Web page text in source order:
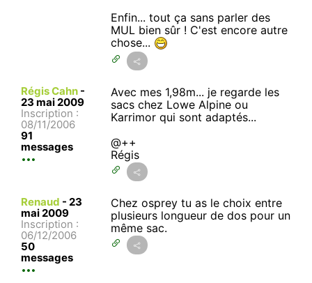
Enfin... tout ça sans parler des
MUL bien sûr ! C'est encore autre
chose...
Régis Cahn -
23 mai 2009
Inscription :
08/11/2006
91
messages
Avec mes 1,98m... je regarde les
sacs chez Lowe Alpine ou
Karrimor qui sont adaptés...
@++
Régis
Renaud - 23
mai 2009
Inscription :
06/12/2006
50
messages
Chez osprey tu as le choix entre
plusieurs longueur de dos pour un
même sac.